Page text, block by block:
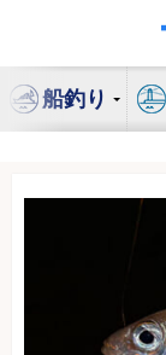
ン
船釣り